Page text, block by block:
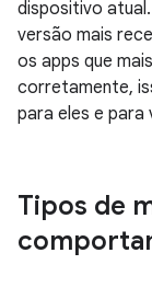
dispositivo
versão mais
os apps que
corretamente,
para eles e para
Tipos de